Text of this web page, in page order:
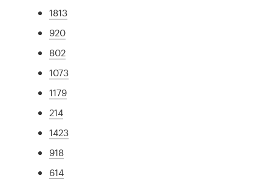
1813
920
802
1073
1179
214
1423
918
614